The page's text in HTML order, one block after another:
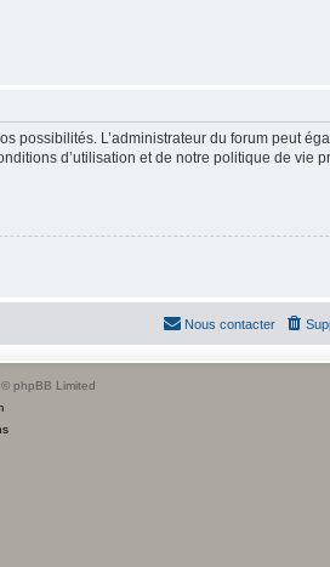
possibilités. L’administrateur du forum peut
d’utilisation et de notre politique de vie
Nous contacter
phpBB Limited